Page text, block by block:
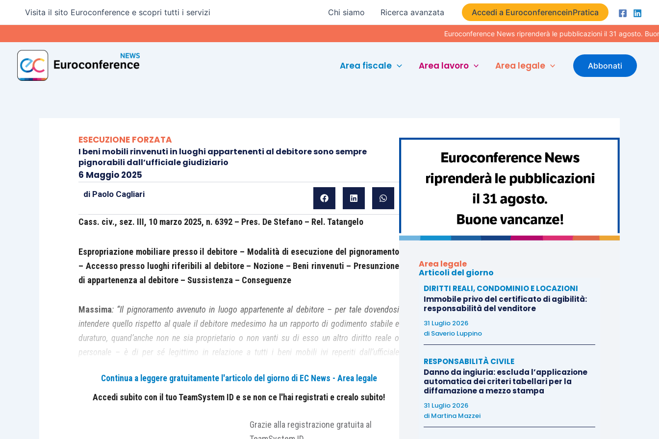
Visita il sito Euroconference e scopri tutti i servizi Chi siamo Ricerca avanzata Accedi a EuroconferenceinPratica
Euroconference News riprenderà le pubblicazioni il 31 agosto. Buone
Area fiscale Area lavoro Area legale Abbonati
ESECUZIONE FORZATA
I beni mobili rinvenuti in luoghi appartenenti al debitore sono sempre
pignorabili dall’ufficiale giudiziario
6 Maggio 2025
di Paolo Cagliari
Cass. civ., sez. III, 10 marzo 2025, n. 6392 – Pres. De Stefano – Rel. Tatangelo
Espropriazione mobiliare presso il debitore – Modalità di esecuzione del pignoramento
– Accesso presso luoghi riferibili al debitore – Nozione – Beni rinvenuti – Presunzione
di appartenenza al debitore – Sussistenza – Conseguenze
Massima: “Il pignoramento avvenuto in luogo appartenente al debitore – per tale dovendosi
intendere quello rispetto al quale il debitore medesimo ha un rapporto di godimento stabile e
duraturo, quand’anche non ne sia proprietario o non vanti su di esso un altro diritto reale o
personale – è di per sé legittimo in relazione a tutti i beni mobili ivi reperiti dall’ufficiale
restando la possibilità che il terzo che affermi di esserne proprietario proponga opposizione ai
sensi dell’art. 619 c.p.c.”
Continua a leggere gratuitamente l'articolo del giorno di EC News - Area legale
Accedi subito con il tuo TeamSystem ID e se non ce l'hai registrati e crealo subito!
Grazie alla registrazione gratuita al
Area legale
Articoli del giorno
DIRITTI REALI, CONDOMINIO E LOCAZIONI
Immobile privo del certificato di agibilità:
responsabilità del venditore
31 Luglio 2026
di Saverio Luppino
RESPONSABILITÀ CIVILE
Danno da ingiuria: escluda l’applicazione
automatica dei criteri tabellari per la
diffamazione a mezzo stampa
31 Luglio 2026
di Martina Mazzei